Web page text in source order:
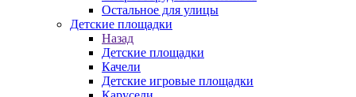
Остальное для улицы
Детские площадки
Назад
Детские площадки
Качели
Детские игровые площадки